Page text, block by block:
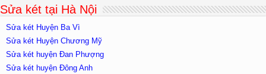
Sửa két tại Hà Nội
Sửa két Huyện Ba Vì
Sửa két Huyện Chương Mỹ
Sửa két huyện Đan Phượng
Sửa két huyện Đông Anh